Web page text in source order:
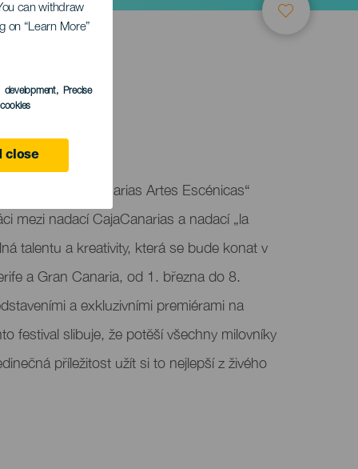
can withdraw
on “Learn More”
development, Precise
close
festivalu „Canarias Artes Escénicas“
mezi nadací CajaCanarias a nadací „la
talentu a kreativity, která se bude konat v
a Gran Canaria, od 1. března do 8.
a exkluzivními premiérami na
festival slibuje, že potěší všechny milovníky
příležitost užít si to nejlepší z živého